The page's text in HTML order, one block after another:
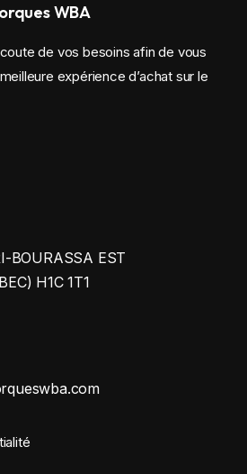
WBA
de vos besoins afin de vous
expérience d’achat sur le
BOURASSA EST
H1C 1T1